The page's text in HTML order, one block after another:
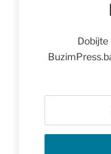
Dobijte